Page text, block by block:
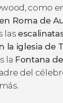
como
Roma de
las
la iglesia de
la Fontana
del